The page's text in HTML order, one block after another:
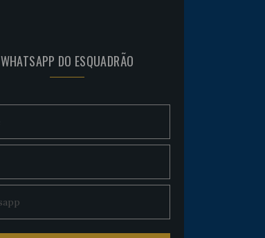
WHATSAPP DO ESQUADRÃO